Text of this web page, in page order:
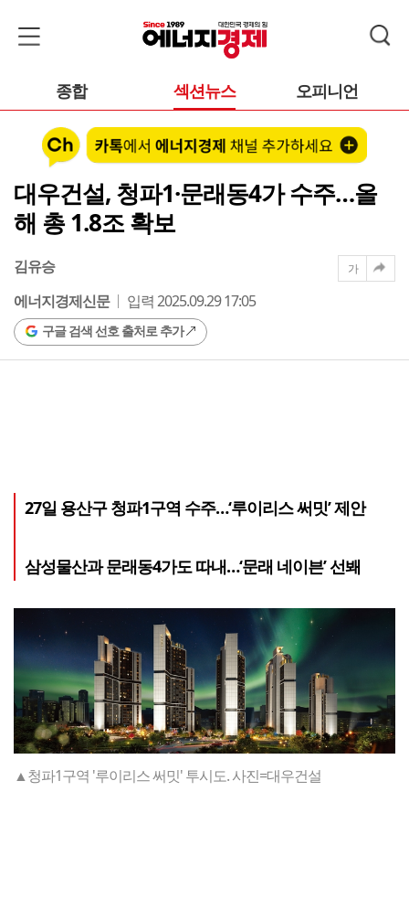
종합 섹션뉴스 오피니언
대우건설, 청파1·문래동4가 수주…올
해 총 1.8조 확보
김유승
에너지경제신문
입력 2025.09.29 17:05
구글 검색 선호 출처로 추가
가
27일 용산구 청파1구역 수주…‘루이리스 써밋’ 제안
삼성물산과 문래동4가도 따내…‘문래 네이븐’ 선봬
▲청파1구역 '루이리스 써밋' 투시도. 사진=대우건설